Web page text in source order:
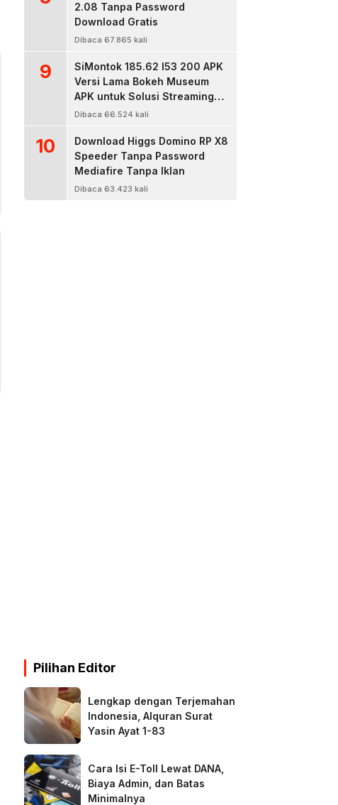
2.08 Tanpa Password
Download Gratis
Dibaca 67.865 kali
9
SiMontok 185.62 l53 200 APK
Versi Lama Bokeh Museum
APK untuk Solusi Streaming
Video Bokeh Tanpa Batas
Dibaca 66.524 kali
10
Download Higgs Domino RP X8
Speeder Tanpa Password
Mediafire Tanpa Iklan
Dibaca 63.423 kali
Pilihan Editor
Lengkap dengan Terjemahan
Indonesia, Alquran Surat
Yasin Ayat 1-83
Cara Isi E-Toll Lewat DANA,
Biaya Admin, dan Batas
Minimalnya